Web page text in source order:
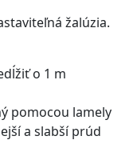
žalúzia.
o 1 m
pomocou lamely
a slabší prúd